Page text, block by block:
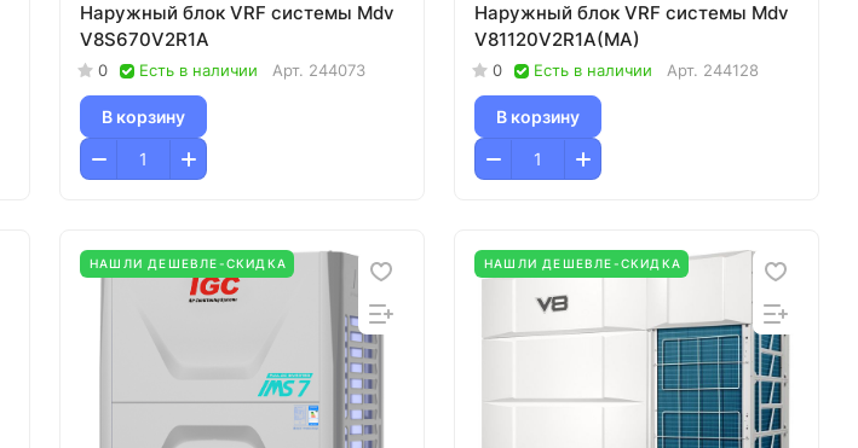
Наружный блок VRF системы Mdv
V8S670V2R1A
0 Есть в наличии Арт. 244073
В корзину
Наружный блок VRF системы Mdv
V81120V2R1A(MA)
0 Есть в наличии Арт. 244128
В корзину
НАШЛИ ДЕШЕВЛЕ-СКИДКА НАШЛИ ДЕШЕВЛЕ-СКИДКА